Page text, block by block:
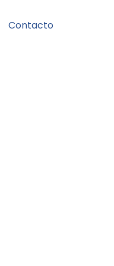
Contacto